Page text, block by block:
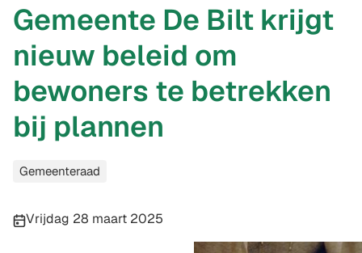
Gemeente De Bilt krijgt
nieuw beleid om
bewoners te betrekken
bij plannen
Gemeenteraad
Publicatiedatum:
Vrijdag 28 maart 2025